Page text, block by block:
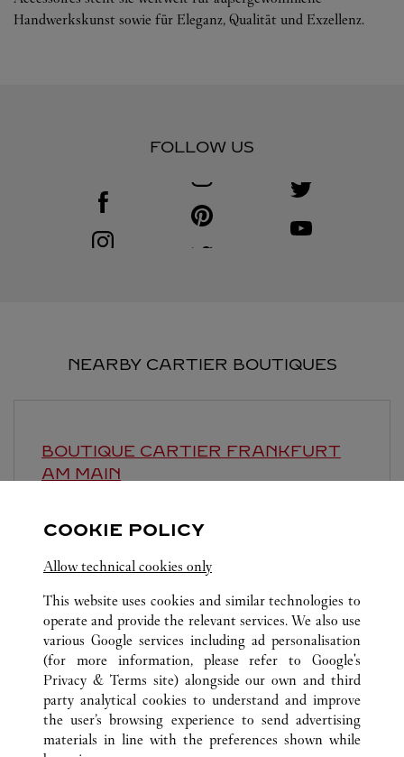
Handwerkskunst sowie für Eleganz, Qualität und Exzellenz.
FOLLOW US
Visit us on Facebook
Link Opens in New Tab
Visit us on Instagram
Link Opens in New Tab
Visit us on Pinterest
Link Opens in New Tab
Visit us on Twitter
Link Opens in New Tab
NEARBY CARTIER BOUTIQUES
BOUTIQUE CARTIER FRANKFURT
AM MAIN
Alte Rothofstraße 9
ALL CARTIER LOCATIONS GERMANY
FRANKFURT
FRANKFURT FLUGHAFEN
COOKIE POLICY
Allow technical cookies only
This website uses cookies and similar technologies to
operate and provide the relevant services. We also use
various Google services including ad personalisation
(for more information, please refer to Google's
Privacy & Terms site) alongside our own and third
party analytical cookies to understand and improve
the user’s browsing experience to send advertising
materials in line with the preferences shown while